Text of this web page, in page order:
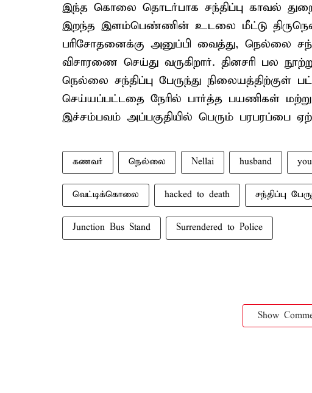
இந்த கொலை தொடர்பாக சந்திப்பு காவல்
இறந்த இளம்பெண்ணின் உடலை மீட்டு
பரிசோதனைக்கு அனுப்பி வைத்து, நெல்லை
விசாரணை செய்து வருகிறார். தினசரி பல
நெல்லை சந்திப்பு பேருந்து
செய்யப்பட்டதை நேரில் பார்த்த பயணிகள்
இச்சம்பவம் அப்பகுதியில் பெரும் பரபரப்பை
கணவர் நெல்லை Nellai husband
வெட்டிக்கொலை hacked to death சந்திப்பு
Junction Bus Stand Surrendered to Police
Show